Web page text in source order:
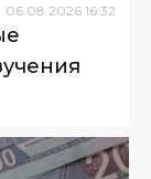
06 08 2026 16:32